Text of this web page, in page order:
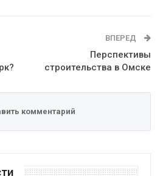
ВПЕРЕД
Перспективы
строительства в Омске
комментарий